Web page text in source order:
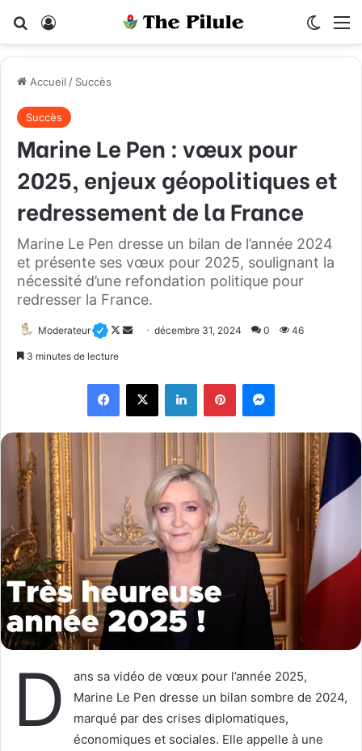
Rechercher
Accueil / Succès
Succès
Marine Le Pen : vœux pour
2025, enjeux géopolitiques et
redressement de la France
Marine Le Pen dresse un bilan de l’année 2024
et présente ses vœux pour 2025, soulignant la
nécessité d’une refondation politique pour
redresser la France.
Moderateur
F
y
o
u
r
i
e
décembre 31, 2024 0 46
3 minutes de lecture
D
ans sa vidéo de vœux pour l’année 2025,
Marine Le Pen dresse un bilan sombre de 2024,
marqué par des crises diplomatiques,
économiques et sociales. Elle appelle à une